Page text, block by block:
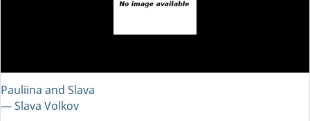
Pauliina and Slava
― Slava Volkov